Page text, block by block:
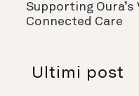
Supporting
Connected Care
Ultimi post